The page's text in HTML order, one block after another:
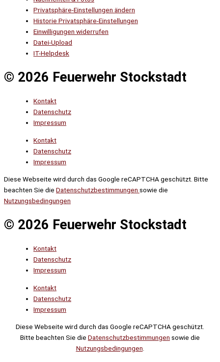
Privatsphäre-Einstellungen ändern
Historie Privatsphäre-Einstellungen
Einwilligungen widerrufen
Datei-Upload
IT-Helpdesk
© 2026 Feuerwehr Stockstadt
Kontakt
Datenschutz
Impressum
Kontakt
Datenschutz
Impressum
Diese Webseite wird durch das Google reCAPTCHA geschützt. Bitte
beachten Sie die Datenschutzbestimmungen sowie die
Nutzungsbedingungen
© 2026 Feuerwehr Stockstadt
Kontakt
Datenschutz
Impressum
Kontakt
Datenschutz
Impressum
Diese Webseite wird durch das Google reCAPTCHA geschützt.
Bitte beachten Sie die Datenschutzbestimmungen sowie die
Nutzungsbedingungen